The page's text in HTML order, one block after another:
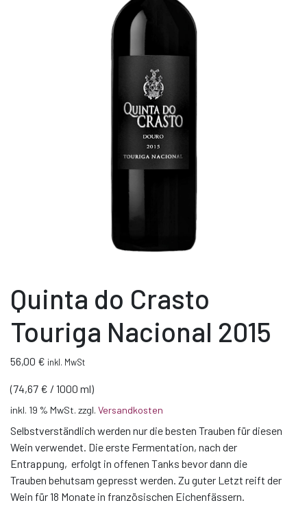
Quinta do Crasto
Touriga Nacional 2015
56,00 € inkl. MwSt
(74,67 € / 1000 ml)
inkl. 19 % MwSt. zzgl. Versandkosten
Selbstverständlich werden nur die besten Trauben für diesen
Wein verwendet. Die erste Fermentation, nach der
Entrappung, erfolgt in offenen Tanks bevor dann die
Trauben behutsam gepresst werden. Zu guter Letzt reift der
Wein für 18 Monate in französischen Eichenfässern.